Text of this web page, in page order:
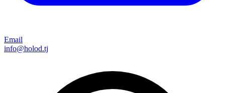
Email
info@holod.tj